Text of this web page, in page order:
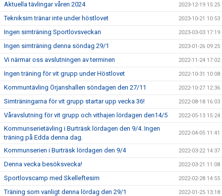
Aktuella tävlingar våren 2024 2023-12-19 15:25
Tekniksim tränar inte under höstlovet 2023-10-21 10:53
Ingen simträning Sportlovsveckan 2023-03-03 17:19
Ingen simträning denna söndag 29/1 2023-01-26 09:25
Vi närmar oss avslutningen av terminen 2022-11-24 17:02
Ingen träning för vit grupp under Höstlovet 2022-10-31 10:08
Kommuntävling Örjanshallen söndagen den 27/11 2022-10-27 12:36
Simträningarna för vit grupp startar upp vecka 36! 2022-08-18 16:03
Våravslutning för vit grupp och vithajen lördagen den14/5 2022-05-13 15:24
Kommunserietävling i Burträsk lördagen den 9/4. Ingen
träning på Edda denna dag.
2022-04-05 11:41
Kommunserien i Burträsk lördagen den 9/4 2022-03-22 14:37
Denna vecka besöksvecka! 2022-03-21 11:08
Sportlovscamp med Skelleftesim 2022-02-28 14:55
Träning som vanligt denna lördag den 29/1 2022-01-25 13:18